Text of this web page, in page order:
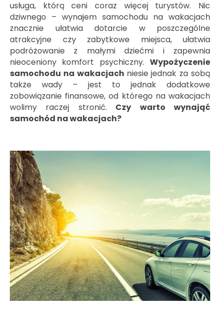
usługa, którą ceni coraz więcej turystów. Nic
dziwnego – wynajem samochodu na wakacjach
znacznie ułatwia dotarcie w poszczególne
atrakcyjne czy zabytkowe miejsca, ułatwia
podróżowanie z małymi dziećmi i zapewnia
nieoceniony komfort psychiczny. Wypożyczenie
samochodu na wakacjach niesie jednak za sobą
także wady – jest to jednak dodatkowe
zobowiązanie finansowe, od którego na wakacjach
wolimy raczej stronić. Czy warto wynająć
samochód na wakacjach?